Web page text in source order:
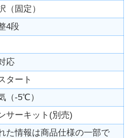
（固定）
4段
応
タート
（-5℃）
サーキット(別売)
た情報は商品仕様の一部で